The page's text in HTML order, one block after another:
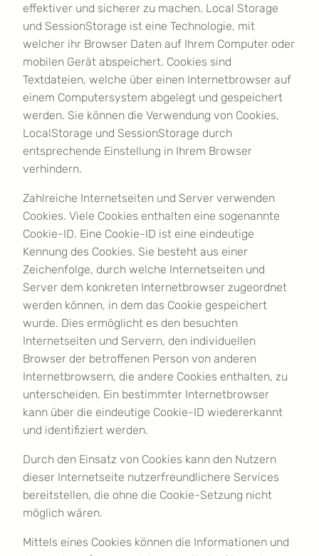
effektiver und sicherer zu machen. Local Storage
und SessionStorage ist eine Technologie, mit
welcher ihr Browser Daten auf Ihrem Computer oder
mobilen Gerät abspeichert. Cookies sind
Textdateien, welche über einen Internetbrowser auf
einem Computersystem abgelegt und gespeichert
werden. Sie können die Verwendung von Cookies,
LocalStorage und SessionStorage durch
entsprechende Einstellung in Ihrem Browser
verhindern.
Zahlreiche Internetseiten und Server verwenden
Cookies. Viele Cookies enthalten eine sogenannte
Cookie-ID. Eine Cookie-ID ist eine eindeutige
Kennung des Cookies. Sie besteht aus einer
Zeichenfolge, durch welche Internetseiten und
Server dem konkreten Internetbrowser zugeordnet
werden können, in dem das Cookie gespeichert
wurde. Dies ermöglicht es den besuchten
Internetseiten und Servern, den individuellen
Browser der betroffenen Person von anderen
Internetbrowsern, die andere Cookies enthalten, zu
unterscheiden. Ein bestimmter Internetbrowser
kann über die eindeutige Cookie-ID wiedererkannt
und identifiziert werden.
Durch den Einsatz von Cookies kann den Nutzern
dieser Internetseite nutzerfreundlichere Services
bereitstellen, die ohne die Cookie-Setzung nicht
möglich wären.
Mittels eines Cookies können die Informationen und